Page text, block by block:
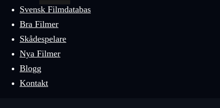
Svensk Filmdatabas
Bra Filmer
Skådespelare
Nya Filmer
Blogg
Kontakt